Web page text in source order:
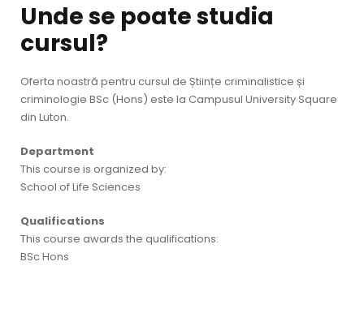
Unde se poate studia
cursul?
Oferta noastră pentru cursul de Științe criminalistice și
criminologie BSc (Hons) este la Campusul University Square
din Luton.
Department
This course is organized by:
School of Life Sciences
Qualifications
This course awards the qualifications:
BSc Hons